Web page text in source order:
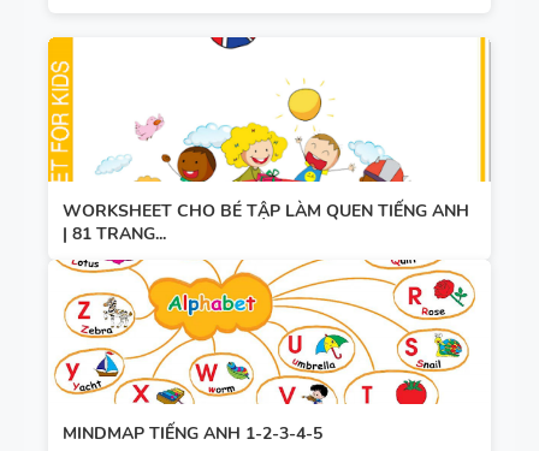
WORKSHEET CHO BÉ TẬP LÀM QUEN TIẾNG ANH
| 81 TRANG...
MINDMAP TIẾNG ANH 1-2-3-4-5